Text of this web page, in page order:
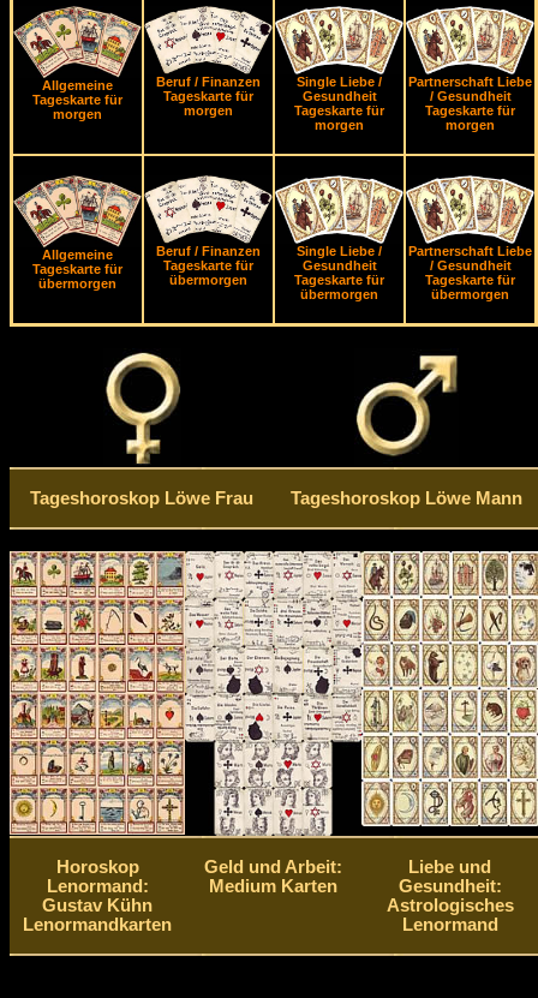
Allgemeine
Tageskarte für
morgen
Beruf / Finanzen
Tageskarte für
morgen
Single Liebe /
Gesundheit
Tageskarte für
morgen
Partnerschaft Liebe
/ Gesundheit
Tageskarte für
morgen
Allgemeine
Tageskarte für
übermorgen
Beruf / Finanzen
Tageskarte für
übermorgen
Single Liebe /
Gesundheit
Tageskarte für
übermorgen
Partnerschaft Liebe
/ Gesundheit
Tageskarte für
übermorgen
Tageshoroskop Löwe Frau Tageshoroskop Löwe Mann
Horoskop
Lenormand:
Gustav Kühn
Lenormandkarten
Geld und Arbeit:
Medium Karten
Liebe und
Gesundheit:
Astrologisches
Lenormand